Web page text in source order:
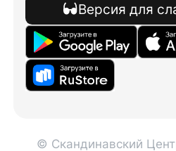
Версия для
© Скандинавский